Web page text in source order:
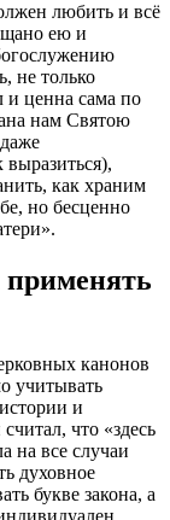
любить и всё
ею и
не только
и ценна сама по
нам Святою
как храним
но бесценно
».
канонов
учитывать
и
что «здесь
на все случаи
духовное
букве закона, а